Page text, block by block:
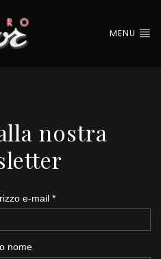
MENU
nostra
e-mail *
nome